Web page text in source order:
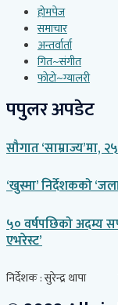
होमपेज
समाचार
अन्तर्वार्ता
गित~संगीत
फोटो~ग्यालरी
पपुलर अपडेट
सौगात ‘साम्राज्य’मा,
‘खुस्मा’ निर्देशकको
५० वर्षपछिको अदम्य
एभरेस्ट’
निर्देशक : सुरेन्द्र थापा